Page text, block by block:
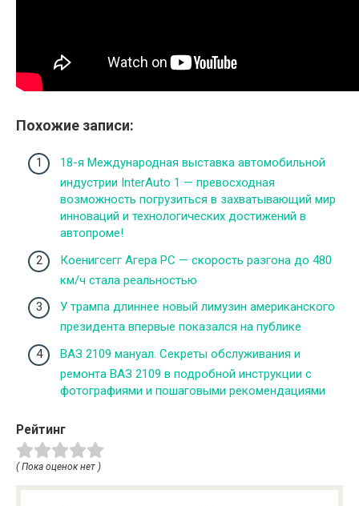
Похожие записи:
18-я Международная выставка автомобильной
индустрии InterAuto 1 — превосходная
возможность погрузиться в захватывающий мир
инноваций и технологических достижений в
автопроме!
Коенигсегг Агера РС — скорость разгона до 480
км/ч стала реальностью
У трампа длиннее новый лимузин американского
президента впервые показался на публике
ВАЗ 2109 мануал. Секреты обслуживания и
ремонта ВАЗ 2109 в подробной инструкции с
фотографиями и пошаговыми рекомендациями
Рейтинг
( Пока оценок нет )